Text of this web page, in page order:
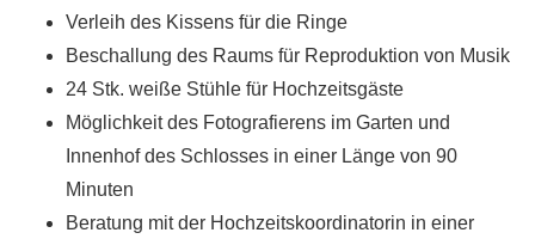
Verleih des Kissens für die Ringe
Beschallung des Raums für Reproduktion von Musik
24 Stk. weiße Stühle für Hochzeitsgäste
Möglichkeit des Fotografierens im Garten und
Innenhof des Schlosses in einer Länge von 90
Minuten
Beratung mit der Hochzeitskoordinatorin in einer